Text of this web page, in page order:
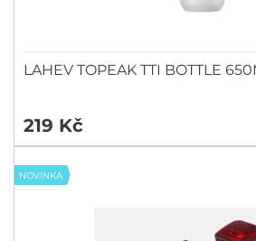
LAHEV TOPEAK TTI BOTTLE
219 Kč
NOVINKA